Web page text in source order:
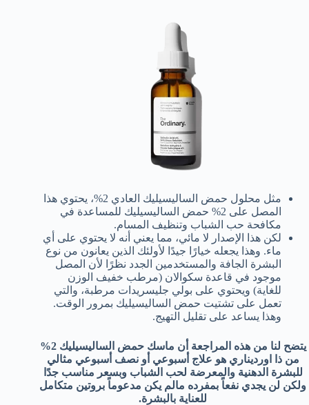
مثل محلول حمض الساليسيليك العادي 2%، يحتوي هذا
المصل على 2% حمض الساليسيليك للمساعدة في
مكافحة حب الشباب وتنظيف المسام.
لكن هذا الإصدار لا مائي، مما يعني أنه لا يحتوي على أي
ماء. وهذا يجعله خيارًا جيدًا لأولئك الذين يعانون من نوع
البشرة الجافة والمستخدمين الجدد نظرًا لأن المصل
موجود في قاعدة سكوالان (مرطب خفيف الوزن
للغاية) ويحتوي على بولي جليسريدات مرطبة، والتي
تعمل على تشتيت حمض الساليسيليك بمرور الوقت.
وهذا يساعد على تقليل التهيج.
يتضح لنا من هذه المراجعة أن ماسك حمض الساليسيليك 2%
من ذا اورديناري هو علاج أسبوعي أو نصف أسبوعي مثالي
للبشرة الدهنية والمعرضة لحب الشباب وبسعر مناسب جدًا
ولكن لن يجدي نفعاً بمفرده مالم يكن مدعوماً بروتين متكامل
للعناية بالبشرة.